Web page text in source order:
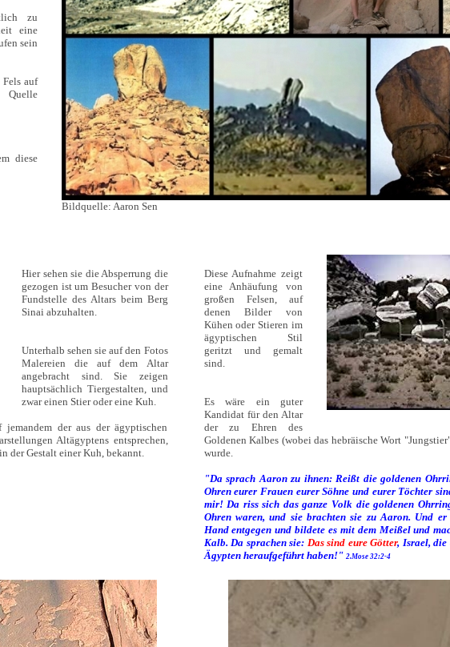
Bildquelle: Aaron Sen
zu
eine
sein
auf
diese
Hier sehen sie die Absperrung die
gezogen ist um Besucher von der
Fundstelle des Altars beim Berg
Sinai abzuhalten.
Unterhalb sehen sie auf den Fotos
Malereien die auf dem Altar
angebracht sind. Sie zeigen
hauptsächlich Tiergestalten, und
zwar einen Stier oder eine Kuh.
der aus der ägyptischen
Altägyptens entsprechen,
der Gestalt einer Kuh, bekannt.
Diese Aufnahme zeigt
eine Anhäufung von
großen Felsen, auf
denen Bilder von
Kühen oder Stieren im
ägyptischen Stil
geritzt und gemalt
sind.
Es wäre ein guter
Kandidat für den Altar
der zu Ehren des
Goldenen Kalbes (wobei das hebräische Wort
wurde.
"Da sprach Aaron zu ihnen: Reißt die goldenen
Ohren eurer Frauen eurer Söhne und eurer Töchter
mir! Da riss sich das ganze Volk die goldenen
Ohren waren, und sie brachten sie zu Aaron. Und
Hand entgegen und bildete es mit dem Meißel und
Kalb. Da sprachen sie: Das sind eure Götter, Israel, die
Ägypten heraufgeführt haben!" 2.Mose 32:2-4